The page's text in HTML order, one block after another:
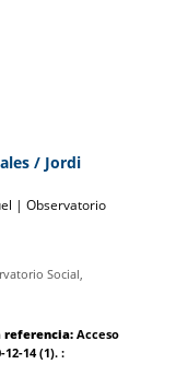
/ Jordi
|Observatorio
Social,
referencia:Acceso
12-14(1).: